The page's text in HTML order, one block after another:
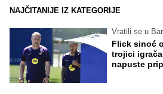
NAJČITANIJE IZ KATEGORIJE
Vratili se u
Flick sinoć
trojici
napuste